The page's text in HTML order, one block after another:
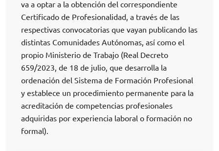
va a optar a la obtención del correspondiente
Certificado de Profesionalidad, a través de las
respectivas convocatorias que vayan publicando las
distintas Comunidades Autónomas, así como el
propio Ministerio de Trabajo (Real Decreto
659/2023, de 18 de julio, que desarrolla la
ordenación del Sistema de Formación Profesional
y establece un procedimiento permanente para la
acreditación de competencias profesionales
adquiridas por experiencia laboral o formación no
formal).